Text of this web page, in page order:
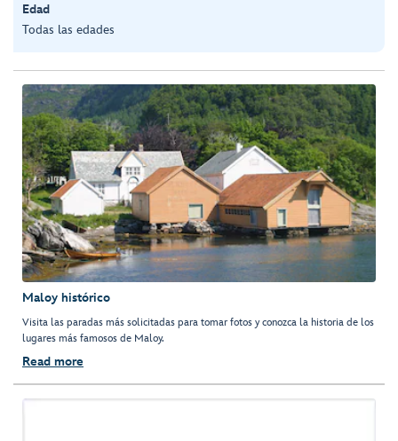
Edad
Todas las edades
Maloy histórico
Visita las paradas más solicitadas para tomar fotos y conozca la historia de los
lugares más famosos de Maloy.
Read more